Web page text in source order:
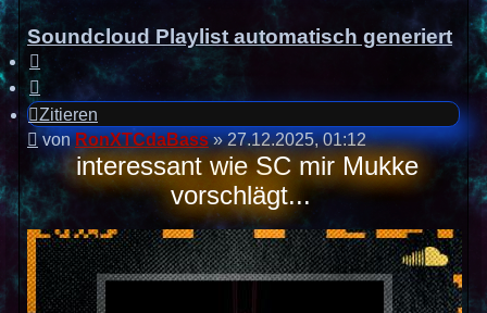
Soundcloud Playlist automatisch generiert
Zitieren
Zitieren
Beitrag
vonRonXTCdaBass»27.12.2025, 01:12
interessant wie SC mir Mukke
vorschlägt...